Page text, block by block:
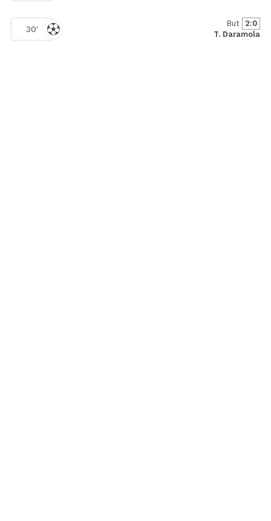
30'
But 2:0
T. Daramola